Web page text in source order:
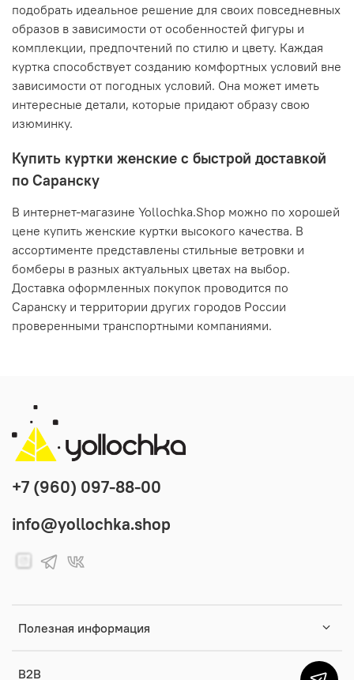
подобрать идеальное решение для своих повседневных
образов в зависимости от особенностей фигуры и
комплекции, предпочтений по стилю и цвету. Каждая
куртка способствует созданию комфортных условий вне
зависимости от погодных условий. Она может иметь
интересные детали, которые придают образу свою
изюминку.
Купить куртки женские с быстрой доставкой
по Саранску
В интернет-магазине Yollochka.Shop можно по хорошей
цене купить женские куртки высокого качества. В
ассортименте представлены стильные ветровки и
бомберы в разных актуальных цветах на выбор.
Доставка оформленных покупок проводится по
Саранску и территории других городов России
проверенными транспортными компаниями.
Полезная информация
B2B
+7 (960) 097-88-00
info@yollochka.shop